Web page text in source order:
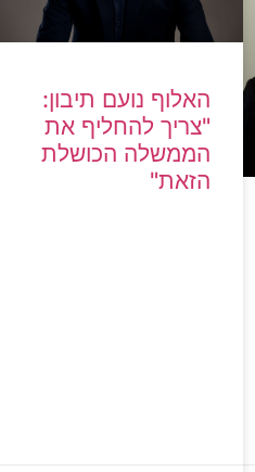
האלוף נועם תיבון:
"צריך להחליף את
הממשלה הכושלת
הזאת"